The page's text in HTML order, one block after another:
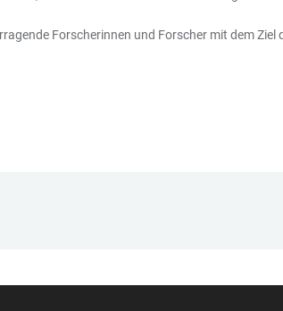
Forscherinnen und Forscher mit dem